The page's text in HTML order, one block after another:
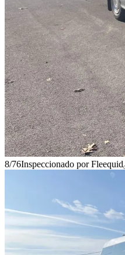
8/76Inspeccionado por Fleequid